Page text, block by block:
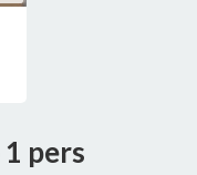
pers